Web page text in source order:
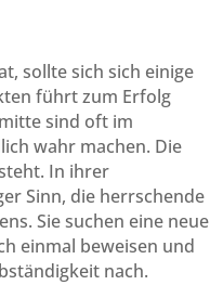
sollte sich sich einige
führt zum Erfolg
sind oft im
wahr machen. Die
In ihrer
Sinn, die herrschende
Sie suchen eine neue
einmal beweisen und
nach.